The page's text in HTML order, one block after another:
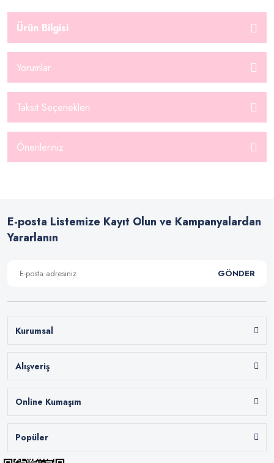
Ürün Bilgisi
Yorumlar
Taksit Seçenekleri
Önerileriniz
E-posta Listemize Kayıt Olun ve Kampanyalardan
Yararlanın
GÖNDER
Kurumsal
Alışveriş
Online Kumaşım
Popüler